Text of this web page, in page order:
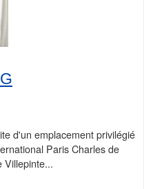
d'un emplacement privilégié
Paris Charles de
Villepinte...